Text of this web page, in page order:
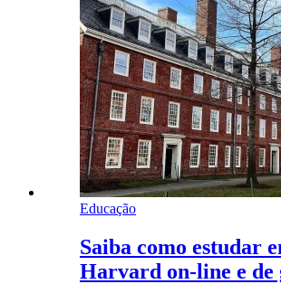
Educação
Saiba como estudar
Harvard on-line e de